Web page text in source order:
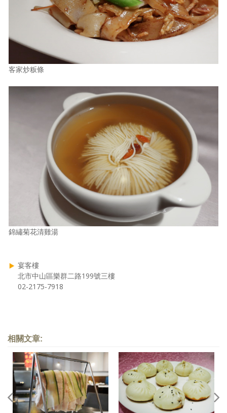
客家炒粄條
錦繡菊花清雞湯
宴客樓
北市中山區樂群二路199號三樓
02-2175-7918
相關文章: